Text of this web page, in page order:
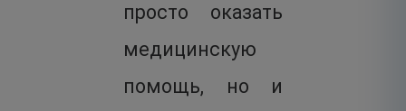
просто оказать
медицинскую
помощь, но и